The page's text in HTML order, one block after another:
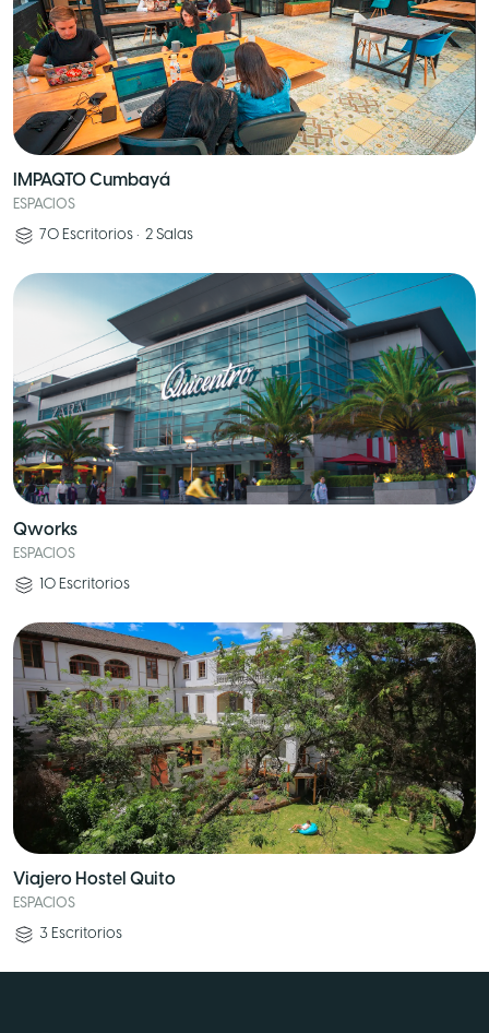
IMPAQTO Cumbayá
ESPACIOS
70 Escritorios • 2 Salas
Qworks
ESPACIOS
10 Escritorios
Viajero Hostel Quito
ESPACIOS
3 Escritorios